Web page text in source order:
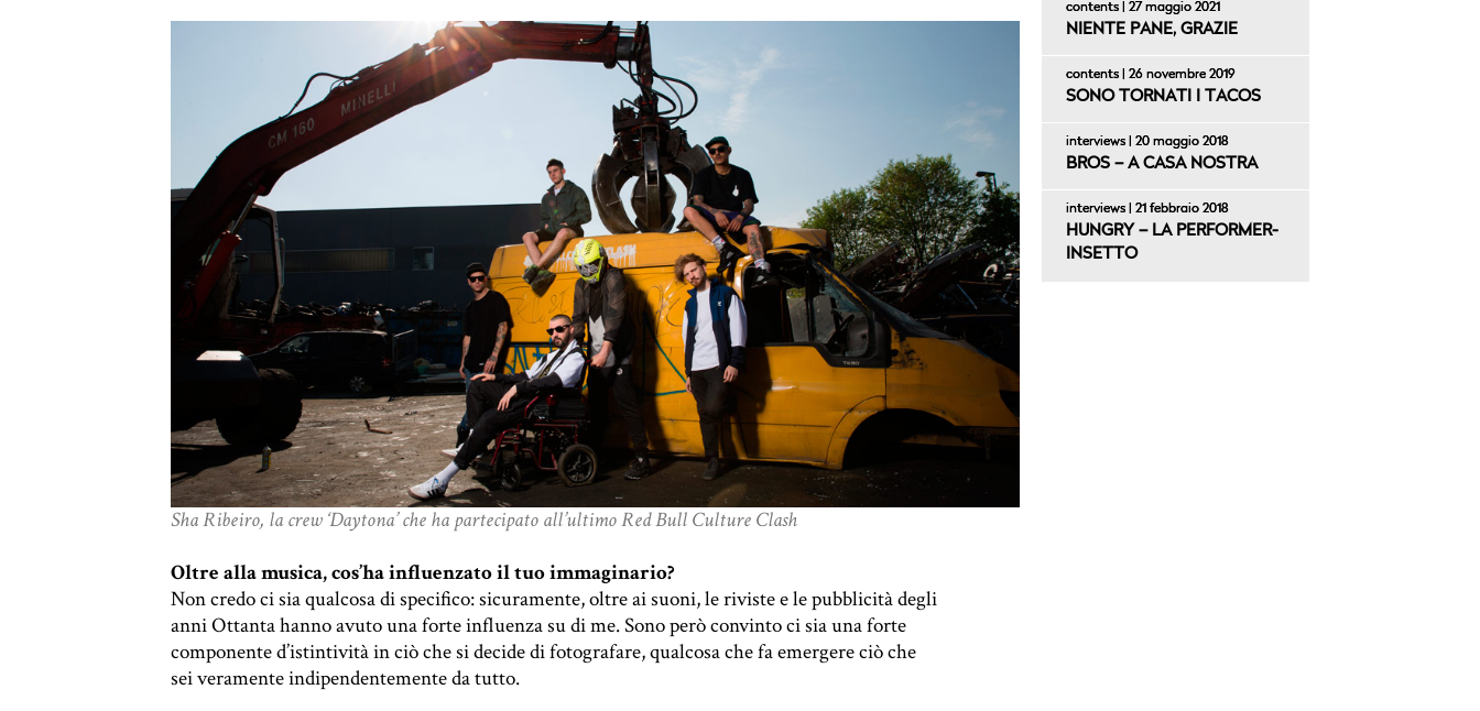
Sha Ribeiro, la crew ‘Daytona’ che ha partecipato all’ultimo Red Bull Culture Clash
Oltre alla musica, cos’ha influenzato il tuo immaginario?
Non credo ci sia qualcosa di specifico: sicuramente, oltre ai suoni, le riviste e le pubblicità degli
anni Ottanta hanno avuto una forte influenza su di me. Sono però convinto ci sia una forte
componente d’istintività in ciò che si decide di fotografare, qualcosa che fa emergere ciò che
sei veramente indipendentemente da tutto.
contents | 27 maggio 2021
NIENTE PANE, GRAZIE
contents | 26 novembre 2019
SONO TORNATI I TACOS
interviews | 20 maggio 2018
BROS – A CASA NOSTRA
interviews | 21 febbraio 2018
HUNGRY – LA PERFORMER-
INSETTO